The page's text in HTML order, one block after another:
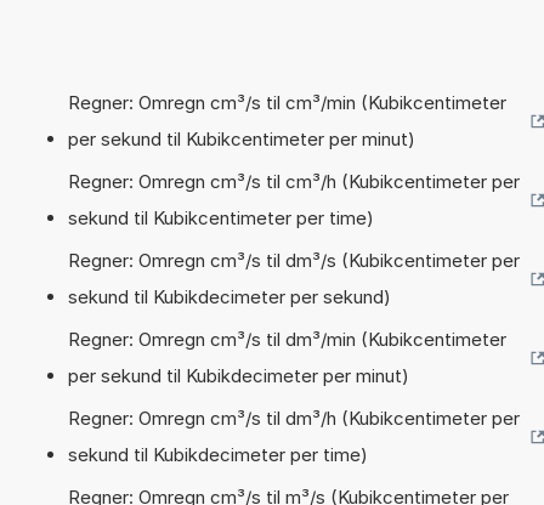
Regner: Omregn cm³/s til cm³/min (Kubikcentimeter
per sekund til Kubikcentimeter per minut)
Regner: Omregn cm³/s til cm³/h (Kubikcentimeter per
sekund til Kubikcentimeter per time)
Regner: Omregn cm³/s til dm³/s (Kubikcentimeter per
sekund til Kubikdecimeter per sekund)
Regner: Omregn cm³/s til dm³/min (Kubikcentimeter
per sekund til Kubikdecimeter per minut)
Regner: Omregn cm³/s til dm³/h (Kubikcentimeter per
sekund til Kubikdecimeter per time)
Regner: Omregn cm³/s til m³/s (Kubikcentimeter per